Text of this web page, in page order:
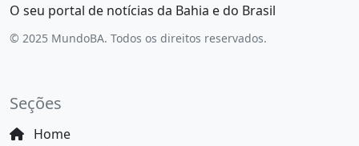
O seu portal de notícias da Bahia e do Brasil
© 2025 MundoBA. Todos os direitos reservados.
Seções
Home